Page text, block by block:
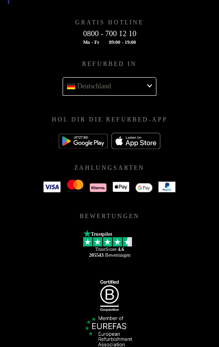
GRATIS HOTLINE
0800 - 700 12 10
Mo - Fr 09:00 - 19:00
REFURBED IN
Deutschland
HOL DIR DIE REFURBED-APP
ZAHLUNGSARTEN
BEWERTUNGEN
Trustpilot
TrustScore 4.6
205543Bewertungen